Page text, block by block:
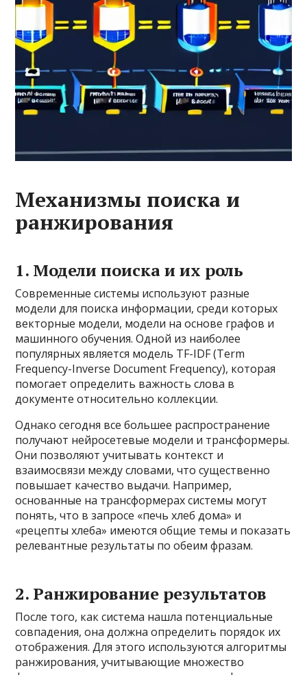
Механизмы поиска и
ранжирования
1. Модели поиска и их роль
Современные системы используют разные
модели для поиска информации, среди которых
векторные модели, модели на основе графов и
машинного обучения. Одной из наиболее
популярных является модель TF-IDF (Term
Frequency-Inverse Document Frequency), которая
помогает определить важность слова в
документе относительно коллекции.
Однако сегодня все большее распространение
получают нейросетевые модели и трансформеры.
Они позволяют учитывать контекст и
взаимосвязи между словами, что существенно
повышает качество выдачи. Например,
основанные на трансформерах системы могут
понять, что в запросе «печь хлеб дома» и
«рецепты хлеба» имеются общие темы и показать
релевантные результаты по обеим фразам.
2. Ранжирование результатов
После того, как система нашла потенциальные
совпадения, она должна определить порядок их
отображения. Для этого используются алгоритмы
ранжирования, учитывающие множество